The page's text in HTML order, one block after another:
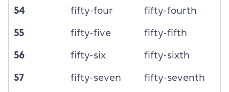
54
55
56
57
fifty-four
fifty-five
fifty-six
fifty-seven
fifty-fourth
fifty-fifth
fifty-sixth
fifty-seventh